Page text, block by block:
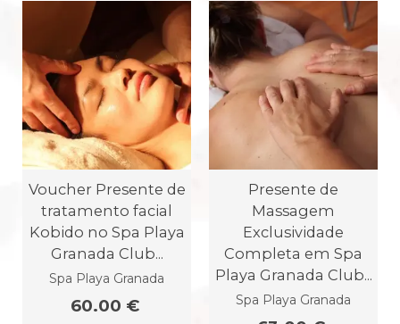
Voucher Presente de
tratamento facial
Kobido no Spa Playa
Granada Club...
Spa Playa Granada
60.00 €
Presente de
Massagem
Exclusividade
Completa em Spa
Playa Granada Club...
Spa Playa Granada